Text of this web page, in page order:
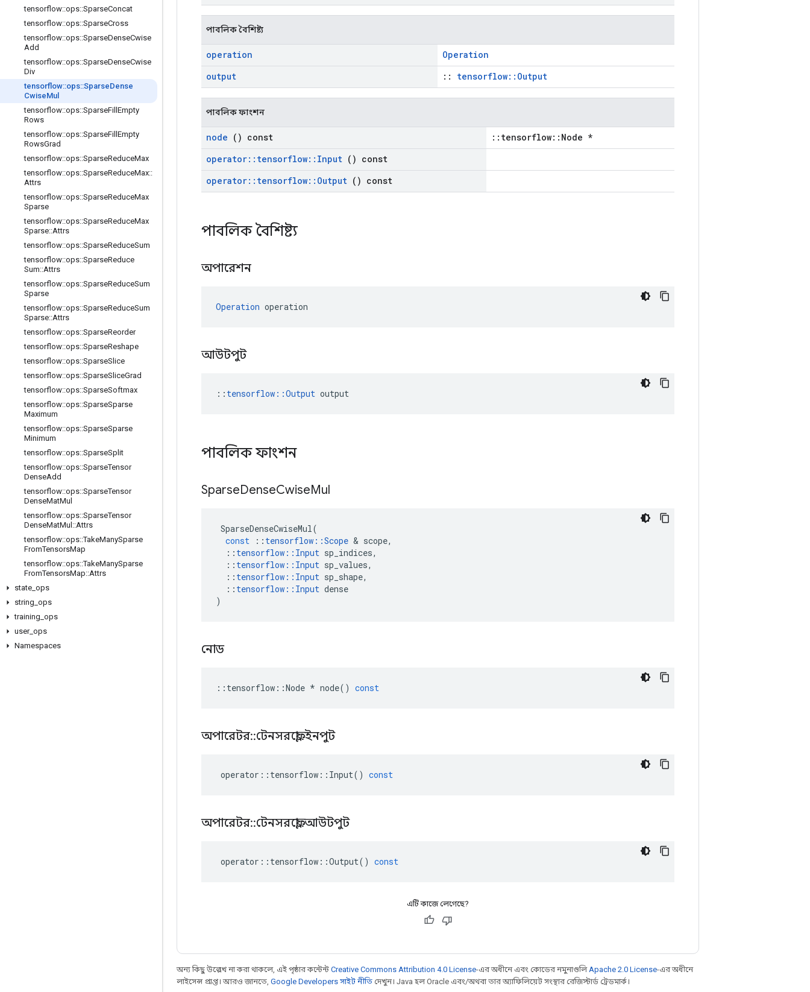
tensorflow::ops::SparseConcat
tensorflow::ops::SparseCross
tensorflow::ops::SparseDenseCwise
Add
tensorflow::ops::SparseDenseCwise
Div
tensorflow::ops::SparseDense
CwiseMul
tensorflow::ops::SparseFill Empty
Rows
tensorflow::ops::SparseFill Empty
RowsGrad
tensorflow::ops::SparseReduceMax
tensorflow::ops::SparseReduceMax::
Attrs
tensorflow::ops::SparseReduceMax
Sparse
tensorflow::ops::SparseReduceMax
Sparse::Attrs
tensorflow::ops::SparseReduceSum
tensorflow::ops::SparseReduce
Sum::Attrs
tensorflow::ops::SparseReduceSum
Sparse
tensorflow::ops::SparseReduceSum
Sparse::Attrs
tensorflow::ops::SparseReorder
tensorflow::ops::SparseReshape
tensorflow::ops::SparseSlice
tensorflow::ops::SparseSliceGrad
tensorflow::ops::SparseSoftmax
tensorflow::ops::SparseSparse
Maximum
tensorflow::ops::SparseSparse
Minimum
tensorflow::ops::SparseSplit
tensorflow::ops::SparseTensor
DenseAdd
tensorflow::ops::SparseTensor
DenseMatMul
tensorflow::ops::SparseTensor
DenseMatMul ::Attrs
tensorflow::ops::TakeManySparse
FromTensorsMap
tensorflow::ops::TakeManySparse
FromTensorsMap::Attrs
state ops
string ops
training ops
user_ ops
Namespaces
পাবলিক বৈশিষ্ট্য
operation
Operation
output
:: tensorflow::Output
পাবলিক ফাংশন
node () const
::tensorflow::Node *
operator:: tensorflow:: Input () const
operator:: tensorflow:: Output () const
পাবলিক বৈশিষ্ট্য
অপারেশন
Operation operation
আউটপুট
:: tensorflow::Output output
পাবলিক ফাংশন
SparseDenseCwiseMul
SparseDenseCwiseMul(
const
:: tensorflow ::Scope & scope,
:: tensorflow :: Input sp_indices,
:: tensorflow :: Input sp_values,
:: tensorflow :: Input sp_shape,
:: tensorflow :: Input dense
)
নোড
:: tensorflow ::Node * node() const
অপারেটর::টেনসরফ্লো::ইনপুট
operator :: tensorflow :: Input() const
অপারেটর::টেনসরফ্লো::আউটপুট
operator :: tensorflow ::Output() const
এটি কাজে লেগেছে?
অন্য কিছু উল্লেখ না করা থাকলে, এই পৃষ্ঠার কন্টেন্ট Creative Commons Attribution 4.0 License-এর অধীনে এবং কোডের নমুনাগুলি Apache 2.0 License-এর অধীনে
লাইসেন্স প্রাপ্ত। আরও জানতে, Google Developers সাইট নীতি দেখুন। Java হল Oracle এবং/অথবা তার অ্যাফিলিয়েট সংস্থার রেজিস্টার্ড ট্রেডমার্ক।